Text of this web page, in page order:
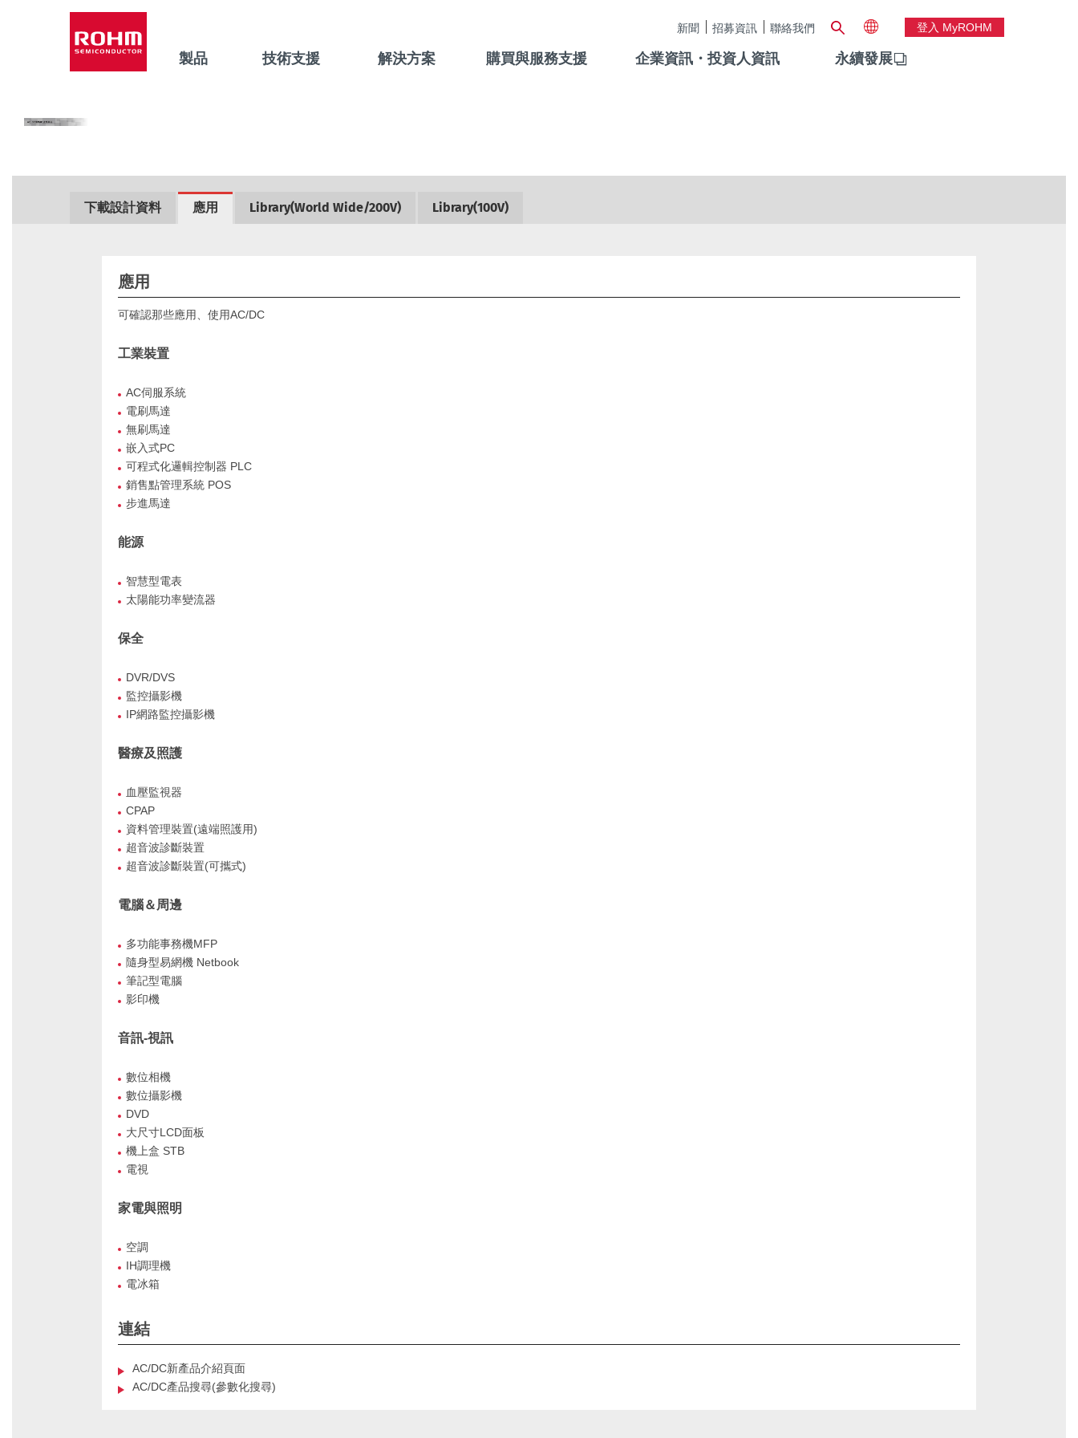
新聞 招募資訊 聯絡我們 登入 MyROHM
製品 技術支援 解決方案 購買與服務支援 企業資訊・投資人資訊 永續發展
下載設計資料 應用 Library(World Wide/200V) Library(100V)
應用
可確認那些應用、使用AC/DC
工業裝置
AC伺服系統
電刷馬達
無刷馬達
嵌入式PC
可程式化邏輯控制器 PLC
銷售點管理系統 POS
步進馬達
能源
智慧型電表
太陽能功率變流器
保全
DVR/DVS
監控攝影機
IP網路監控攝影機
醫療及照護
血壓監視器
CPAP
資料管理裝置(遠端照護用)
超音波診斷裝置
超音波診斷裝置(可攜式)
電腦＆周邊
多功能事務機MFP
隨身型易網機 Netbook
筆記型電腦
影印機
音訊-視訊
數位相機
數位攝影機
DVD
大尺寸LCD面板
機上盒 STB
電視
家電與照明
空調
IH調理機
電冰箱
連結
AC/DC新產品介紹頁面
AC/DC產品搜尋(參數化搜尋)